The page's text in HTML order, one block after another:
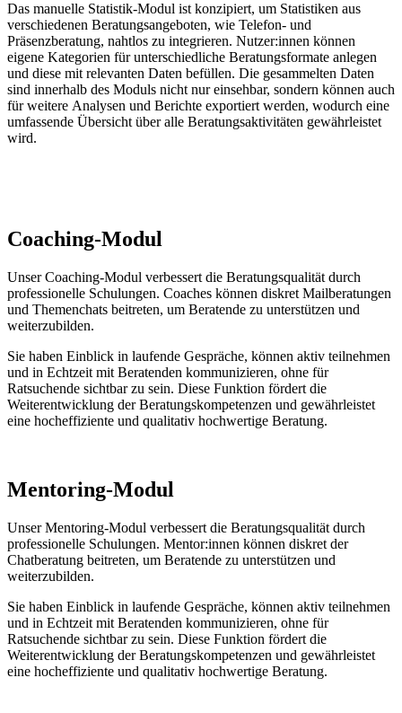
Das manuelle Statistik-Modul ist konzipiert, um Statistiken aus
verschiedenen Beratungsangeboten, wie Telefon- und
Präsenzberatung, nahtlos zu integrieren. Nutzer:innen können
eigene Kategorien für unterschiedliche Beratungsformate anlegen
und diese mit relevanten Daten befüllen. Die gesammelten Daten
sind innerhalb des Moduls nicht nur einsehbar, sondern können auch
für weitere Analysen und Berichte exportiert werden, wodurch eine
umfassende Übersicht über alle Beratungsaktivitäten gewährleistet
wird.
Coaching-Modul
Unser Coaching-Modul verbessert die Beratungsqualität durch
professionelle Schulungen. Coaches können diskret Mailberatungen
und Themenchats beitreten, um Beratende zu unterstützen und
weiterzubilden.
Sie haben Einblick in laufende Gespräche, können aktiv teilnehmen
und in Echtzeit mit Beratenden kommunizieren, ohne für
Ratsuchende sichtbar zu sein. Diese Funktion fördert die
Weiterentwicklung der Beratungskompetenzen und gewährleistet
eine hocheffiziente und qualitativ hochwertige Beratung.
Mentoring-Modul
Unser Mentoring-Modul verbessert die Beratungsqualität durch
professionelle Schulungen. Mentor:innen können diskret der
Chatberatung beitreten, um Beratende zu unterstützen und
weiterzubilden.
Sie haben Einblick in laufende Gespräche, können aktiv teilnehmen
und in Echtzeit mit Beratenden kommunizieren, ohne für
Ratsuchende sichtbar zu sein. Diese Funktion fördert die
Weiterentwicklung der Beratungskompetenzen und gewährleistet
eine hocheffiziente und qualitativ hochwertige Beratung.